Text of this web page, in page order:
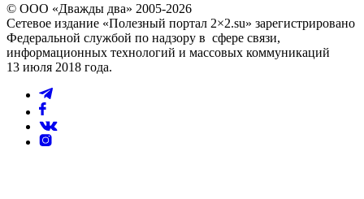
© ООО «Дважды два» 2005-2026
Сетевое издание «Полезный портал 2×2.su» зарегистрировано
Федеральной службой по надзору в сфере связи,
информационных технологий и массовых коммуникаций
13 июля 2018 года.